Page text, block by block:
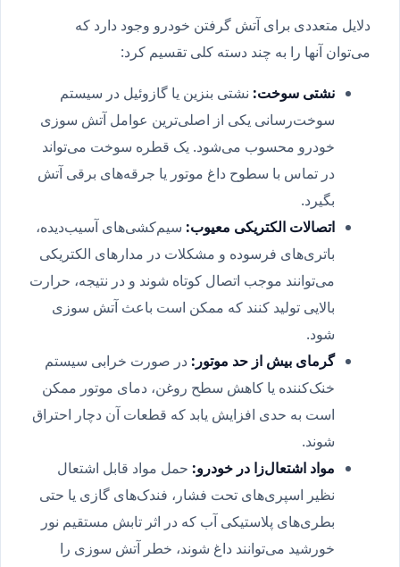
دلایل متعددی برای آتش گرفتن خودرو وجود دارد که
می‌توان آنها را به چند دسته کلی تقسیم کرد:
نشتی سوخت:نشتی بنزین یا گازوئیل در سیستم
سوخت‌رسانی یکی از اصلی‌ترین عوامل آتش سوزی
خودرو محسوب می‌شود. یک قطره سوخت می‌تواند
در تماس با سطوح داغ موتور یا جرقه‌های برقی آتش
بگیرد.
اتصالات الکتریکی معیوب:سیم‌کشی‌های آسیب‌دیده،
باتری‌های فرسوده و مشکلات در مدارهای الکتریکی
می‌توانند موجب اتصال کوتاه شوند و در نتیجه، حرارت
بالایی تولید کنند که ممکن است باعث آتش سوزی
شود.
گرمای بیش از حد موتور :در صورت خرابی سیستم
خنک‌کننده یا کاهش سطح روغن، دمای موتور ممکن
است به حدی افزایش یابد که قطعات آن دچار احتراق
شوند.
مواد اشتعال‌زا در خودرو:حمل مواد قابل اشتعال
نظیر اسپری‌های تحت فشار، فندک‌های گازی یا حتی
بطری‌های پلاستیکی آب که در اثر تابش مستقیم نور
خورشید می‌توانند داغ شوند، خطر آتش سوزی را